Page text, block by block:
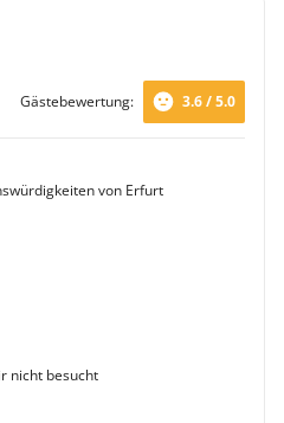
Gästebewertung: 3.6 / 5.0
von Erfurt
nicht besucht